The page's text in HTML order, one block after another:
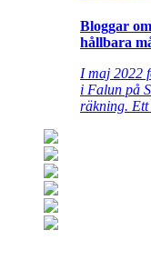
Bloggar
hållbara
I maj 2022
i Falun på
räkning. Ett